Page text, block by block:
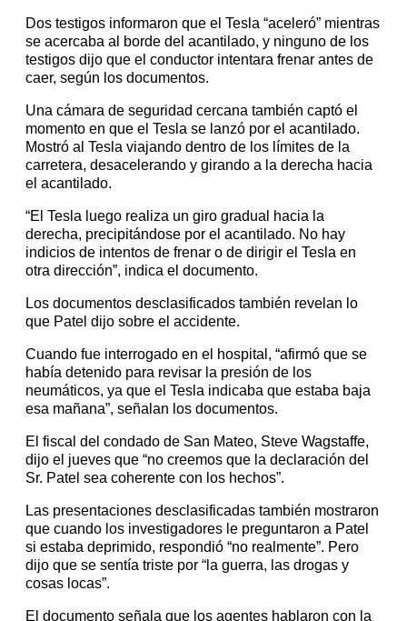
Dos testigos informaron que el Tesla “aceleró” mientras
se acercaba al borde del acantilado, y ninguno de los
testigos dijo que el conductor intentara frenar antes de
caer, según los documentos.
Una cámara de seguridad cercana también captó el
momento en que el Tesla se lanzó por el acantilado.
Mostró al Tesla viajando dentro de los límites de la
carretera, desacelerando y girando a la derecha hacia
el acantilado.
“El Tesla luego realiza un giro gradual hacia la
derecha, precipitándose por el acantilado. No hay
indicios de intentos de frenar o de dirigir el Tesla en
otra dirección”, indica el documento.
Los documentos desclasificados también revelan lo
que Patel dijo sobre el accidente.
Cuando fue interrogado en el hospital, “afirmó que se
había detenido para revisar la presión de los
neumáticos, ya que el Tesla indicaba que estaba baja
esa mañana”, señalan los documentos.
El fiscal del condado de San Mateo, Steve Wagstaffe,
dijo el jueves que “no creemos que la declaración del
Sr. Patel sea coherente con los hechos”.
Las presentaciones desclasificadas también mostraron
que cuando los investigadores le preguntaron a Patel
si estaba deprimido, respondió “no realmente”. Pero
dijo que se sentía triste por “la guerra, las drogas y
cosas locas”.
El documento señala que los agentes hablaron con la